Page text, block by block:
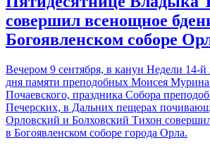
совершил всенощное
Богоявленском соборе
Вечером 9 сентября, в канун Недели 14-
дня памяти преподобных Моисея
Почаевского, праздника Собора
Печерских, в Дальних пещерах
Орловский и Болховский Тихон
в Богоявленском соборе города Орла.